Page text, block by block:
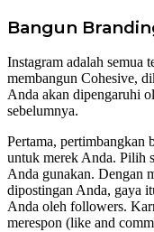
Bangun
Instagram adalah semua
membangun Cohesive,
Anda akan dipengaruhi
sebelumnya.
Pertama, pertimbangkan
untuk merek Anda. Pilih
Anda gunakan. Dengan
dipostingan Anda, gaya
Anda oleh followers.
merespon (like and